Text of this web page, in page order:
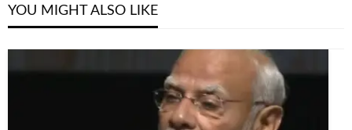
YOU MIGHT ALSO LIKE